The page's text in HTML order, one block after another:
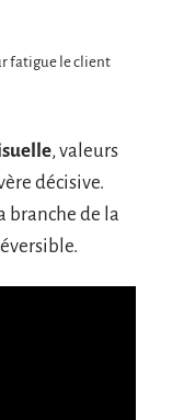
fatigue le client
, valeurs
décisive.
branche de la